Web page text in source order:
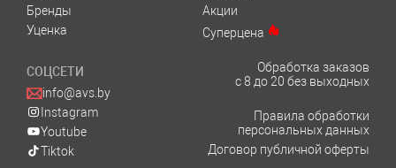
Бренды
Уценка
Акции
Суперцена
СОЦСЕТИ
info@avs.by
Instagram
Youtube
Tiktok
Обработка заказов
с 8 до 20 без выходных
Правила обработки
персональных данных
Договор публичной оферты